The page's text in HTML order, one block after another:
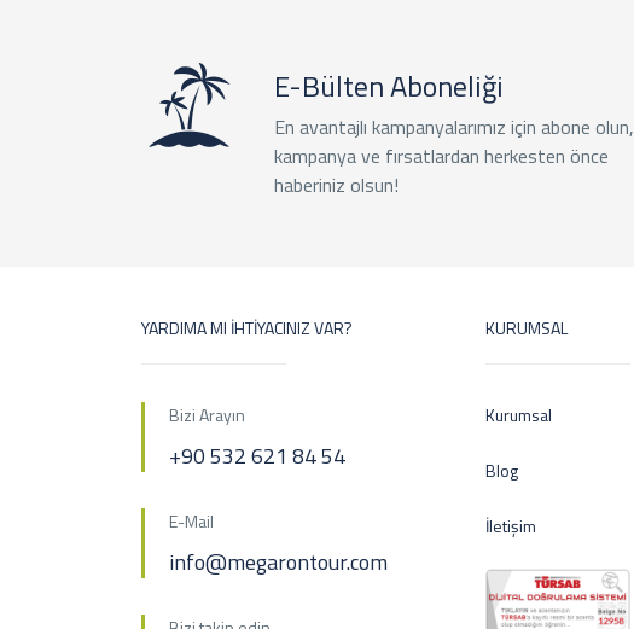
E-Bülten Aboneliği
En avantajlı kampanyalarımız için abone olun,
kampanya ve fırsatlardan herkesten önce
haberiniz olsun!
YARDIMA MI İHTİYACINIZ VAR?
Bizi Arayın
+90 532 621 84 54
E-Mail
info@megarontour.com
KURUMSAL
Kurumsal
Blog
İletişim